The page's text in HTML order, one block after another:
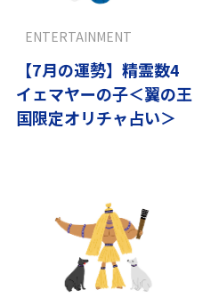
【7月の運勢】精霊数4
イェマヤーの子＜翼の王
国限定オリチャ占い＞
ENTERTAINMENT